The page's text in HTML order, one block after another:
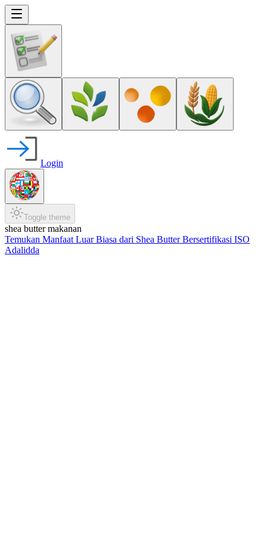
Login
Toggle theme
shea butter makanan
Temukan Manfaat Luar Biasa dari Shea Butter Bersertifikasi ISO
Adalidda